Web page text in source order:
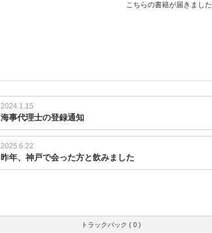
こちらの書籍が届きました
2024.1.15
海事代理士の登録通知
2025.6.22
昨年、神戸で会った方と飲みました
トラックバック ( 0 )